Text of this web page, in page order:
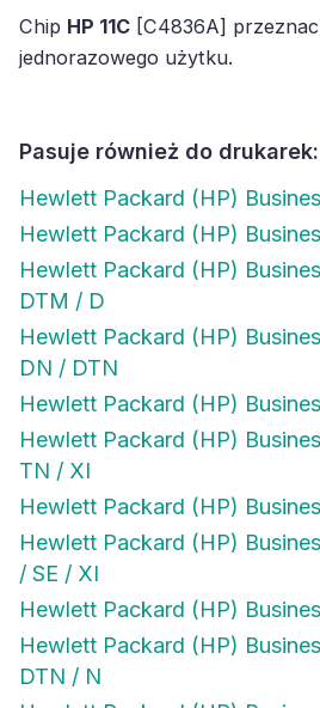
Chip HP 11C [C4836A]
jednorazowego użytku.
Pasuje również do drukarek:
Hewlett Packard (HP)
Hewlett Packard (HP)
Hewlett Packard (HP)
DTM / D
Hewlett Packard (HP)
DN / DTN
Hewlett Packard (HP)
Hewlett Packard (HP)
TN / XI
Hewlett Packard (HP)
Hewlett Packard (HP)
/ SE / XI
Hewlett Packard (HP)
Hewlett Packard (HP)
DTN / N